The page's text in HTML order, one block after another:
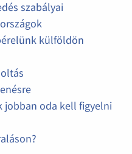
szabályai
külföldön
jobban oda kell figyelni